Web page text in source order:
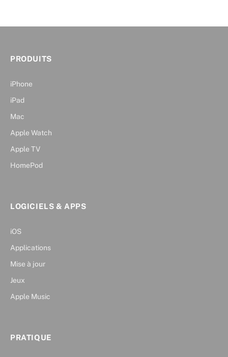
PRODUITS
iPhone
iPad
Mac
Apple Watch
Apple TV
HomePod
LOGICIELS & APPS
iOS
Applications
Mise à jour
Jeux
Apple Music
PRATIQUE